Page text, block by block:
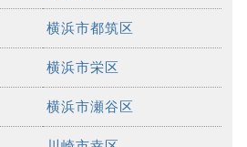
横浜市都筑区
横浜市栄区
横浜市瀬谷区